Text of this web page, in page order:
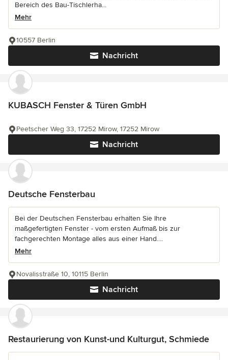
Bereich des Bau-Tischlerha...
Mehr
Nachricht
10557 Berlin
KUBASCH Fenster & Türen GmbH
Nachricht
Peetscher Weg 33, 17252 Mirow, 17252 Mirow
Deutsche Fensterbau
Bei der Deutschen Fensterbau erhalten Sie Ihre
maßgefertigten Fenster - vom ersten Aufmaß bis zur
fachgerechten Montage alles aus einer Hand....
Mehr
Nachricht
Novalisstraße 10, 10115 Berlin
Restaurierung von Kunst-und Kulturgut, Schmiede